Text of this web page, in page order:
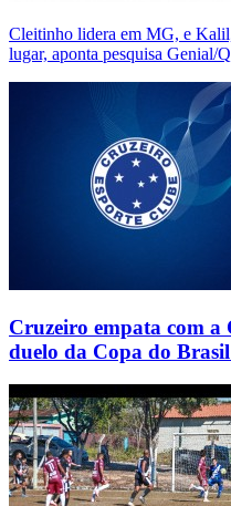
Cleitinho lidera em MG, e
lugar, aponta pesquisa Genial/
Cruzeiro empata com a
duelo da Copa do